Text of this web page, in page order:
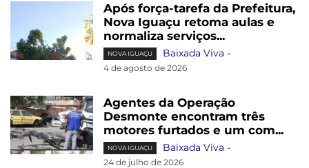
Após força-tarefa da Prefeitura,
Nova Iguaçu retoma aulas e
normaliza serviços...
NOVA IGUAÇU Baixada Viva -
4 de agosto de 2026
Agentes da Operação
Desmonte encontram três
motores furtados e um com...
NOVA IGUAÇU Baixada Viva -
24 de julho de 2026